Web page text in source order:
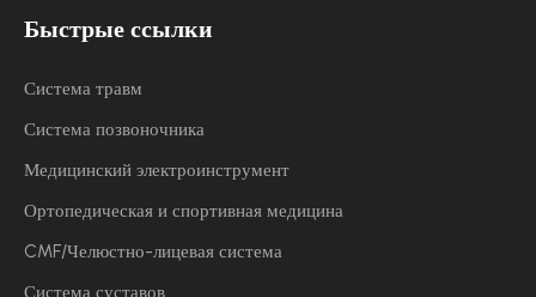
Быстрые ссылки
Система травм
Система позвоночника
Медицинский электроинструмент
Ортопедическая и спортивная медицина
CMF/Челюстно-лицевая система
Система суставов